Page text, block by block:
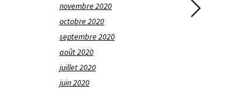
novembre 2020
octobre 2020
septembre 2020
août 2020
juillet 2020
juin 2020